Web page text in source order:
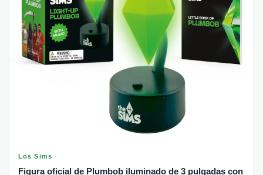
Los Sims
Figura oficial de Plumbob iluminado de 3 pulgadas con